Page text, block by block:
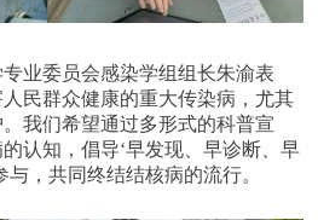
专业委员会感染学组组长朱渝表
民群众健康的重大传染病，尤其
我们希望通过多形式的科普宣
认知，倡导‘早发现、早诊断、早
，共同终结结核病的流行。